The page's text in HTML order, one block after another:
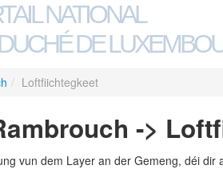
NATIONAL
DE
/ Loftfiichtegkeet
->
vun dem Layer an der Gemeng, déi